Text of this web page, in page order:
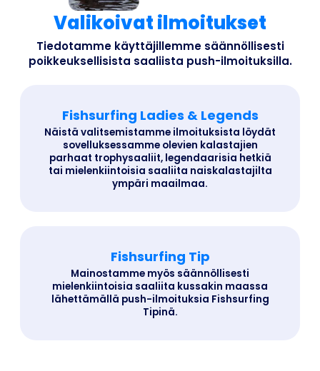
Valikoivat ilmoitukset
Tiedotamme käyttäjillemme säännöllisesti
poikkeuksellisista saaliista push-ilmoituksilla.
Fishsurfing Ladies & Legends
Näistä valitsemistamme ilmoituksista löydät
sovelluksessamme olevien kalastajien
parhaat trophysaaliit, legendaarisia hetkiä
tai mielenkiintoisia saaliita naiskalastajilta
ympäri maailmaa.
Fishsurfing Tip
Mainostamme myös säännöllisesti
mielenkiintoisia saaliita kussakin maassa
lähettämällä push-ilmoituksia Fishsurfing
Tipinä.